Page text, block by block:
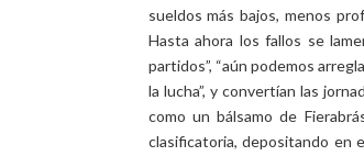
sueldos más bajos, menos
Hasta ahora los fallos se
partidos”, “aún podemos
la lucha”, y convertían las
como un bálsamo de
clasificatoria, depositando en